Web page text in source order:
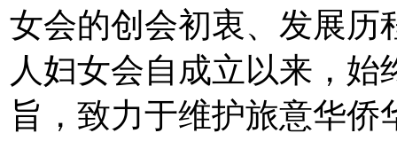
女会的创会初衷、发展历
人妇女会自成立以来，
旨，致力于维护旅意华